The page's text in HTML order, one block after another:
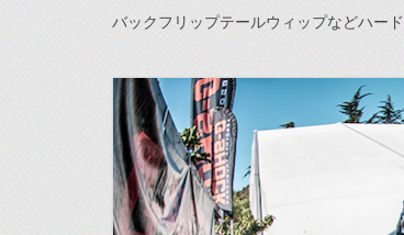
バックフリップテールウィップなどハー